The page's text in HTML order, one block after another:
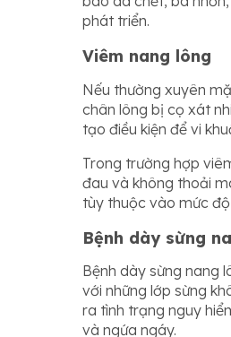
phát triển.
Viêm nang lông
Nếu thường xuyên
chân lông bị cọ xát
tạo điều kiện để vi
Trong trường hợp
đau và không thoải
tùy thuộc vào mức
Bệnh dày sừng
Bệnh dày sừng nang
với những lớp sừng
ra tình trạng nguy
và ngứa ngáy.